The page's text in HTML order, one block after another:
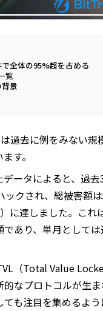
全体の95%超を占める
覧
景
過去に例をみない規
す。
ータによると、過
ックされ、総被害額
に達しました。これ
あり、単月として
（Total Value
なプロトコルが生ま
も注目を集めるよ